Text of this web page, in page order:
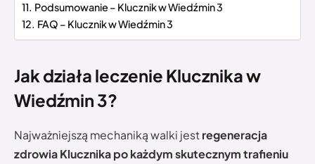
Podsumowanie – Klucznik w Wiedźmin 3
FAQ – Klucznik w Wiedźmin 3
Jak działa leczenie Klucznika w
Wiedźmin 3?
Najważniejszą mechaniką walki jest regeneracja
zdrowia Klucznika po każdym skutecznym trafieniu